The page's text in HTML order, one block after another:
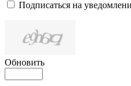
Подписаться на
Обновить